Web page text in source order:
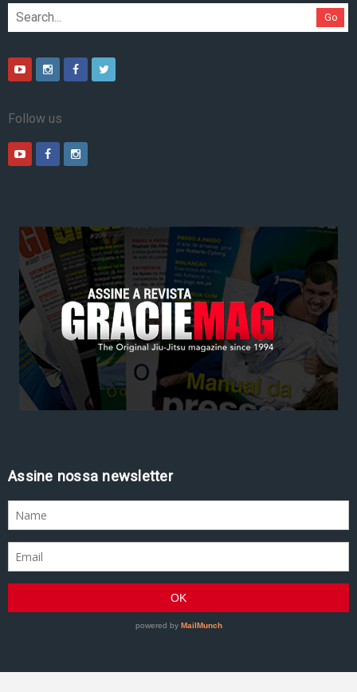
Go
Follow us
Assine nossa newsletter